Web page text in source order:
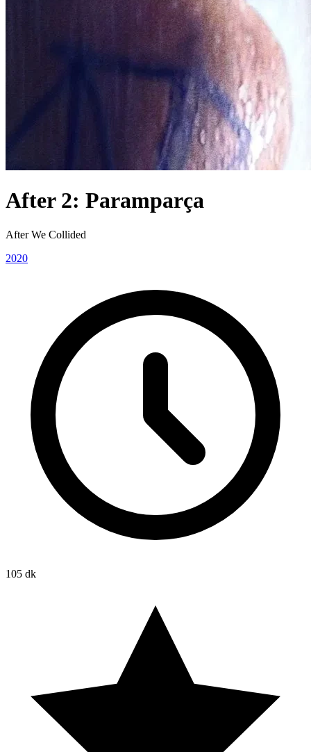
After 2: Paramparça
After We Collided
2020
105 dk